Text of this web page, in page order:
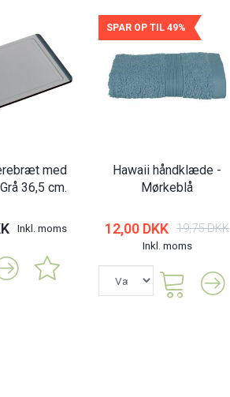
med
36,5 cm.
Inkl. moms
SPAR OP TIL 49%
Hawaii håndklæde -
Mørkeblå
12,00 DKK 19,75 DKK
Inkl. moms